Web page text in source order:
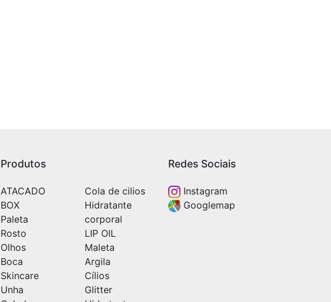
Produtos
ATACADO
BOX
Paleta
Rosto
Olhos
Boca
Skincare
Unha
Cola de cilios
Hidratante
corporal
LIP OIL
Maleta
Argila
Cílios
Glitter
Redes Sociais
Instagram
Googlemap